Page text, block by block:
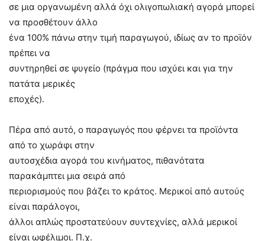
σε μια οργανωμένη αλλά όχι ολιγοπωλιακή αγορά μπορεί
να προσθέτουν άλλο
ένα 100% πάνω στην τιμή παραγωγού, ιδίως αν το προϊόν
πρέπει να
συντηρηθεί σε ψυγείο (πράγμα που ισχύει και για την
πατάτα μερικές
εποχές).
Πέρα από αυτό, ο παραγωγός που φέρνει τα προϊόντα
από το χωράφι στην
αυτοσχέδια αγορά του κινήματος, πιθανότατα
παρακάμπτει μια σειρά από
περιορισμούς που βάζει το κράτος. Μερικοί από αυτούς
είναι παράλογοι,
άλλοι απλώς προστατεύουν συντεχνίες, αλλά μερικοί
είναι ωφέλιμοι. Π.χ.